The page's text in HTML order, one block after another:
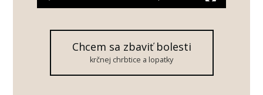
Chcem sa zbaviť bolesti
krčnej chrbtice a lopatky